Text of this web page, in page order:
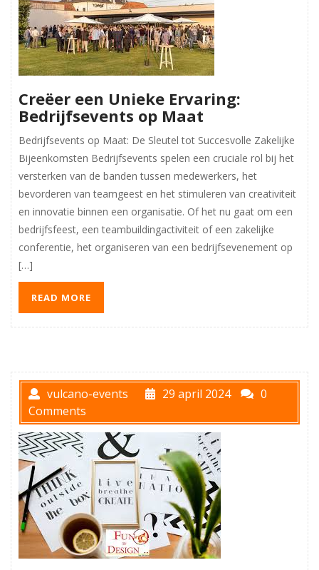
Creëer een Unieke Ervaring:
Bedrijfsevents op Maat
Bedrijfsevents op Maat: De Sleutel tot Succesvolle Zakelijke
Bijeenkomsten Bedrijfsevents spelen een cruciale rol bij het
versterken van de banden tussen medewerkers, het
bevorderen van teamgeest en het stimuleren van creativiteit
en innovatie binnen een organisatie. Of het nu gaat om een
bedrijfsfeest, een teambuildingactiviteit of een zakelijke
conferentie, het organiseren van een bedrijfsevenement op
[…]
READ MORE
vulcano-events 29 april 2024
0
Comments